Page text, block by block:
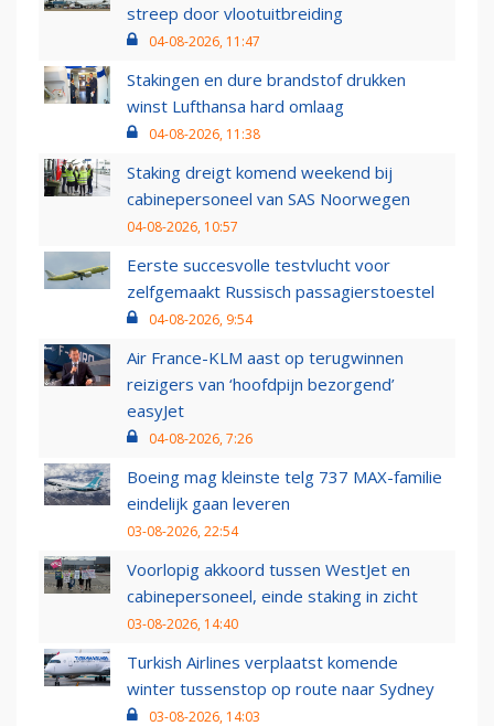
streep door vlootuitbreiding
04-08-2026, 11:47
Stakingen en dure brandstof drukken
winst Lufthansa hard omlaag
04-08-2026, 11:38
Staking dreigt komend weekend bij
cabinepersoneel van SAS Noorwegen
04-08-2026, 10:57
Eerste succesvolle testvlucht voor
zelfgemaakt Russisch passagierstoestel
04-08-2026, 9:54
Air France-KLM aast op terugwinnen
reizigers van ‘hoofdpijn bezorgend’
easyJet
04-08-2026, 7:26
Boeing mag kleinste telg 737 MAX-familie
eindelijk gaan leveren
03-08-2026, 22:54
Voorlopig akkoord tussen WestJet en
cabinepersoneel, einde staking in zicht
03-08-2026, 14:40
Turkish Airlines verplaatst komende
winter tussenstop op route naar Sydney
03-08-2026, 14:03